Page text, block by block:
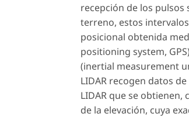
recepción de los pulsos
terreno, estos
posicional obtenida
positioning system,
(inertial measurement
LIDAR recogen datos
LIDAR que se
de la elevación, cuya